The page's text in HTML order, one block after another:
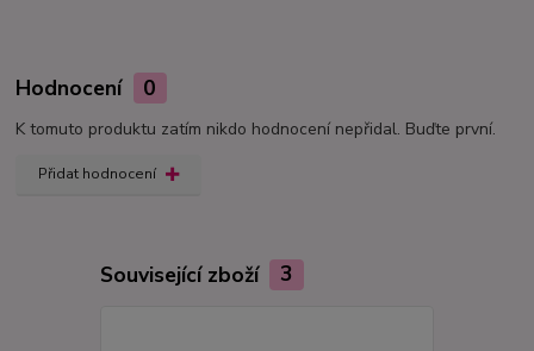
Hodnocení 0
K tomuto produktu zatím nikdo hodnocení nepřidal. Buďte první.
Přidat hodnocení
Související zboží 3